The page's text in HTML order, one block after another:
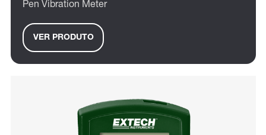
Pen Vibration Meter
VER PRODUTO